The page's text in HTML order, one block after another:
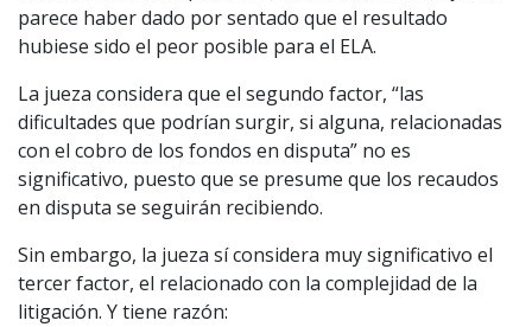
parece haber dado por sentado que el resultado
hubiese sido el peor posible para el ELA.
La jueza considera que el segundo factor, “las
dificultades que podrían surgir, si alguna, relacionadas
con el cobro de los fondos en disputa” no es
significativo, puesto que se presume que los recaudos
en disputa se seguirán recibiendo.
Sin embargo, la jueza sí considera muy significativo el
tercer factor, el relacionado con la complejidad de la
litigación. Y tiene razón: